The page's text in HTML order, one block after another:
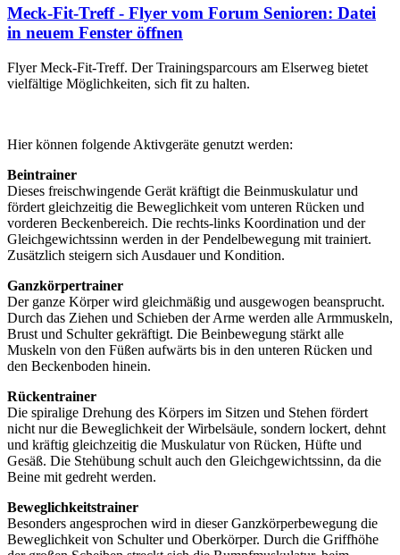
Meck-Fit-Treff - Flyer vom Forum Senioren: Datei
in neuem Fenster öffnen
Flyer Meck-Fit-Treff. Der Trainingsparcours am Elserweg bietet
vielfältige Möglichkeiten, sich fit zu halten.
Hier können folgende Aktivgeräte genutzt werden:
Beintrainer
Dieses freischwingende Gerät kräftigt die Beinmuskulatur und
fördert gleichzeitig die Beweglichkeit vom unteren Rücken und
vorderen Beckenbereich. Die rechts-links Koordination und der
Gleichgewichtssinn werden in der Pendelbewegung mit trainiert.
Zusätzlich steigern sich Ausdauer und Kondition.
Ganzkörpertrainer
Der ganze Körper wird gleichmäßig und ausgewogen beansprucht.
Durch das Ziehen und Schieben der Arme werden alle Armmuskeln,
Brust und Schulter gekräftigt. Die Beinbewegung stärkt alle
Muskeln von den Füßen aufwärts bis in den unteren Rücken und
den Beckenboden hinein.
Rückentrainer
Die spiralige Drehung des Körpers im Sitzen und Stehen fördert
nicht nur die Beweglichkeit der Wirbelsäule, sondern lockert, dehnt
und kräftig gleichzeitig die Muskulatur von Rücken, Hüfte und
Gesäß. Die Stehübung schult auch den Gleichgewichtssinn, da die
Beine mit gedreht werden.
Beweglichkeitstrainer
Besonders angesprochen wird in dieser Ganzkörperbewegung die
Beweglichkeit von Schulter und Oberkörper. Durch die Griffhöhe